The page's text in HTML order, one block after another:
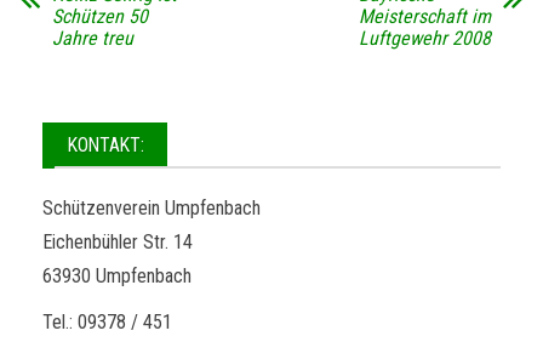
Schützen 50
Jahre treu
Meisterschaft im
Luftgewehr 2008
KONTAKT:
Schützenverein Umpfenbach
Eichenbühler Str. 14
63930 Umpfenbach
Tel.: 09378 / 451